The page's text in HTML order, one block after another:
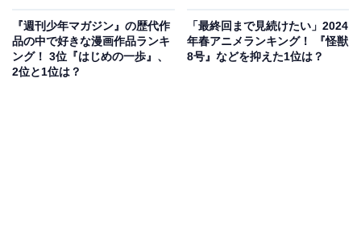
アンケート回答者からは、「青春時代に読んだ漫画。カ
ンフーアクションがネタで動きのある展開が面白かっ
た。中華服も好きだった（40代女性／神奈川県）」「初
『週刊少年マガジン』の歴代作
品の中で好きな漫画作品ランキ
ング！ 3位『はじめの一歩』、
2位と1位は？
「最終回まで見続けたい」2024
年春アニメランキング！ 『怪獣
8号』などを抑えた1位は？